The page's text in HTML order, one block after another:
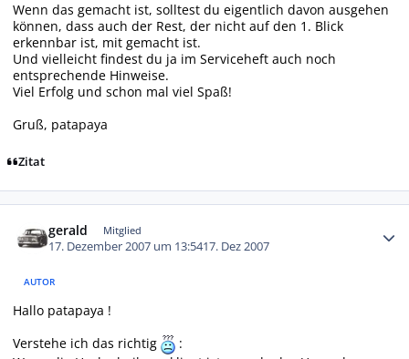
Wenn das gemacht ist, solltest du eigentlich davon ausgehen
können, dass auch der Rest, der nicht auf den 1. Blick
erkennbar ist, mit gemacht ist.
Und vielleicht findest du ja im Serviceheft auch noch
entsprechende Hinweise.
Viel Erfolg und schon mal viel Spaß!
Gruß, patapaya
Zitat
gerald Mitglied
17. Dezember 2007 um 13:5417. Dez 2007
AUTOR
Hallo patapaya !
Verstehe ich das richtig
: